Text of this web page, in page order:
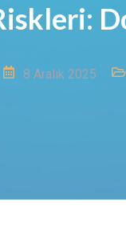
8 Aralık 2025